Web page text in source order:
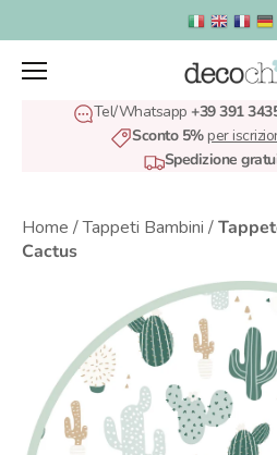
al
contenuto
Tel/Whatsapp +39 391
Sconto 5%per
Spedizione
Home /Tappeti Bambini /
Cactus